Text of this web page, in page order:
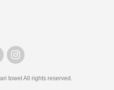
towel All rights reserved.